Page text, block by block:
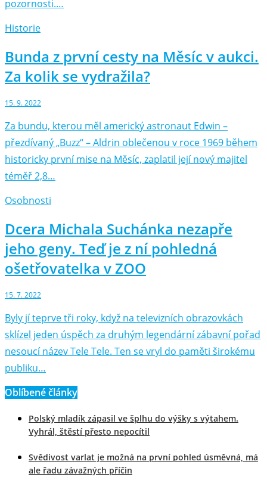
pozornosti.…
Historie
Bunda z první cesty na Měsíc v aukci.
Za kolik se vydražila?
15. 9. 2022
Za bundu, kterou měl americký astronaut Edwin –⁠
přezdívaný „Buzz“ –⁠ Aldrin oblečenou v roce 1969 během
historicky první mise na Měsíc, zaplatil její nový majitel
téměř 2,8…
Osobnosti
Dcera Michala Suchánka nezapře
jeho geny. Teď je z ní pohledná
ošetřovatelka v ZOO
15. 7. 2022
Byly jí teprve tři roky, když na televizních obrazovkách
sklízel jeden úspěch za druhým legendární zábavní pořad
nesoucí název Tele Tele. Ten se vryl do paměti širokému
publiku…
Oblíbené články
Polský mladík zápasil ve šplhu do výšky s výtahem.
Vyhrál, štěstí přesto nepocítil
Svědivost varlat je možná na první pohled úsměvná, má
ale řadu závažných příčin